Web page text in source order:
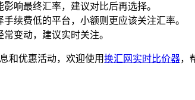
响最终汇率，建议对比后再选择。
续费低的平台，小额则更应该关注汇率。
变动，建议实时关注。
和优惠活动，欢迎使用换汇网实时比价器，